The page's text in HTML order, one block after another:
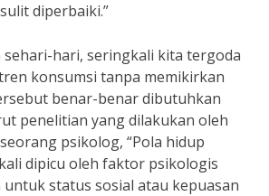
diperbaiki.”
sehari-hari, seringkali kita tergoda
konsumsi tanpa memikirkan
benar-benar dibutuhkan
penelitian yang dilakukan oleh
psikolog, “Pola hidup
dipicu oleh faktor psikologis
status sosial atau kepuasan